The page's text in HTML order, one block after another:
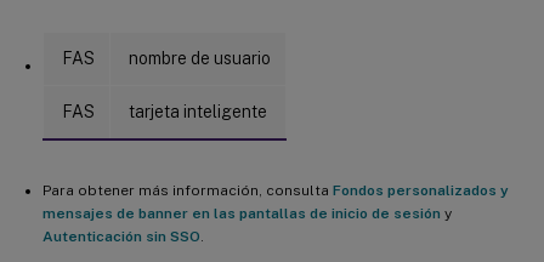
FAS nombre de usuario
FAS tarjeta inteligente
Para obtener más información, consulta Fondos personalizados y
mensajes de banner en las pantallas de inicio de sesión y
Autenticación sin SSO
Compatibilidad con el canal virtual NSAP ligero
Compatibilidad con NVIDIA Tesla T4